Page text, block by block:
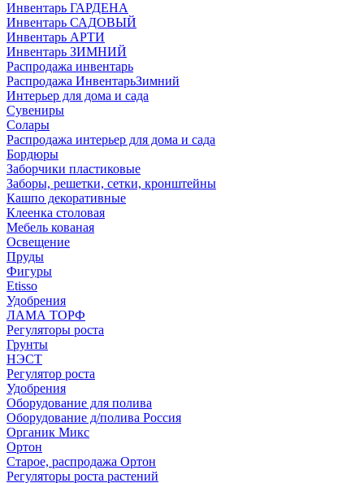
Инвентарь ГАРДЕНА
Инвентарь САДОВЫЙ
Инвентарь АРТИ
Инвентарь ЗИМНИЙ
Распродажа инвентарь
Распродажа ИнвентарьЗимний
Интерьер для дома и сада
Сувениры
Солары
Распродажа интерьер для дома и сада
Бордюры
Заборчики пластиковые
Заборы, решетки, сетки, кронштейны
Кашпо декоративные
Клеенка столовая
Мебель кованая
Освещение
Пруды
Фигуры
Etisso
Удобрения
ЛАМА ТОРФ
Регуляторы роста
Грунты
НЭСТ
Регулятор роста
Удобрения
Оборудование для полива
Оборудование д/полива Россия
Органик Микс
Ортон
Старое, распродажа Ортон
Регуляторы роста растений